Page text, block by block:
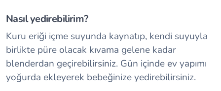
Nasıl yedirebilirim?
Kuru eriği içme suyunda kaynatıp, kendi suyuyla
birlikte püre olacak kıvama gelene kadar
blenderdan geçirebilirsiniz. Gün içinde ev yapımı
yoğurda ekleyerek bebeğinize yedirebilirsiniz.